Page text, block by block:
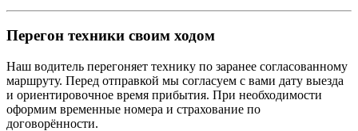
Перегон техники своим ходом
Наш водитель перегоняет технику по заранее согласованному
маршруту. Перед отправкой мы согласуем с вами дату выезда
и ориентировочное время прибытия. При необходимости
оформим временные номера и страхование по
договорённости.